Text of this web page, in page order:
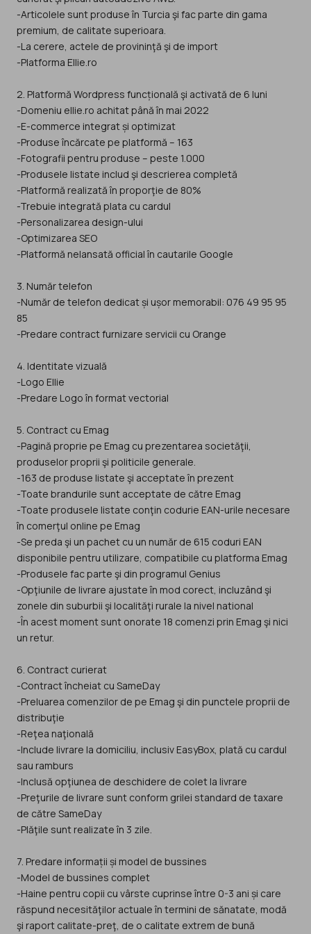
-Articolele sunt produse în Turcia şi fac parte din gama
premium, de calitate superioara.
-La cerere, actele de provininţă şi de import
-Platforma Ellie.ro
2. Platformă Wordpress funcțională şi activată de 6 luni
-Domeniu ellie.ro achitat până în mai 2022
-E-commerce integrat și optimizat
-Produse încărcate pe platformă – 163
-Fotografii pentru produse – peste 1.000
-Produsele listate includ şi descrierea completă
-Platformă realizată în proporţie de 80%
-Trebuie integrată plata cu cardul
-Personalizarea design-ului
-Optimizarea SEO
-Platformă nelansată official în cautarile Google
3. Număr telefon
-Număr de telefon dedicat și ușor memorabil: 076 49 95 95
85
-Predare contract furnizare servicii cu Orange
4. Identitate vizuală
-Logo Ellie
-Predare Logo în format vectorial
5. Contract cu Emag
-Pagină proprie pe Emag cu prezentarea societăţii,
produselor proprii şi politicile generale.
-163 de produse listate şi acceptate în prezent
-Toate brandurile sunt acceptate de către Emag
-Toate produsele listate conţin codurie EAN-urile necesare
în comerţul online pe Emag
-Se preda şi un pachet cu un număr de 615 coduri EAN
disponibile pentru utilizare, compatibile cu platforma Emag
-Produsele fac parte şi din programul Genius
-Opţiunile de livrare ajustate în mod corect, incluzând şi
zonele din suburbii şi localităţi rurale la nivel national
-În acest moment sunt onorate 18 comenzi prin Emag şi nici
un retur.
6. Contract curierat
-Contract încheiat cu SameDay
-Preluarea comenzilor de pe Emag şi din punctele proprii de
distribuţie
-Reţea naţională
-Include livrare la domiciliu, inclusiv EasyBox, plată cu cardul
sau ramburs
-Inclusă opţiunea de deschidere de colet la livrare
-Preţurile de livrare sunt conform grilei standard de taxare
de către SameDay
-Plăţile sunt realizate în 3 zile.
7. Predare informații și model de bussines
-Model de bussines complet
-Haine pentru copii cu vârste cuprinse între 0-3 ani și care
răspund necesităţilor actuale în termini de sănatate, modă
şi raport calitate-preţ, de o calitate extrem de bună